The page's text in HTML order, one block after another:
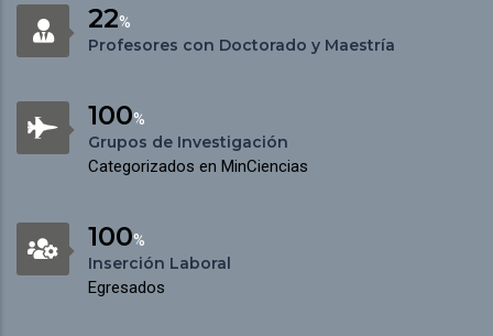
22%
Profesores con Doctorado y Maestría
100%
Grupos de Investigación
Categorizados en MinCiencias
100%
Inserción Laboral
Egresados